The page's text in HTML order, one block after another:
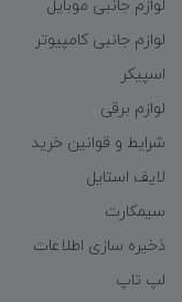
لوازم جانبی موبایل
لوازم جانبی کامپیوتر
اسپیکر
لوازم برقی
شرایط و قوانین خرید
لایف استایل
سیمکارت
ذخیره سازی اطلاعات
لپ تاپ